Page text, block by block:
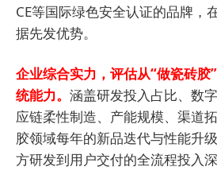
CE等国际绿色安全认证的品牌，
据先发优势。
企业综合实力，评估从“做瓷砖胶
统能力。 涵盖研发投入占比、数
应链柔性制造、产能规模、渠道
胶领域每年的新品迭代与性能升
方研发到用户交付的全流程投入深